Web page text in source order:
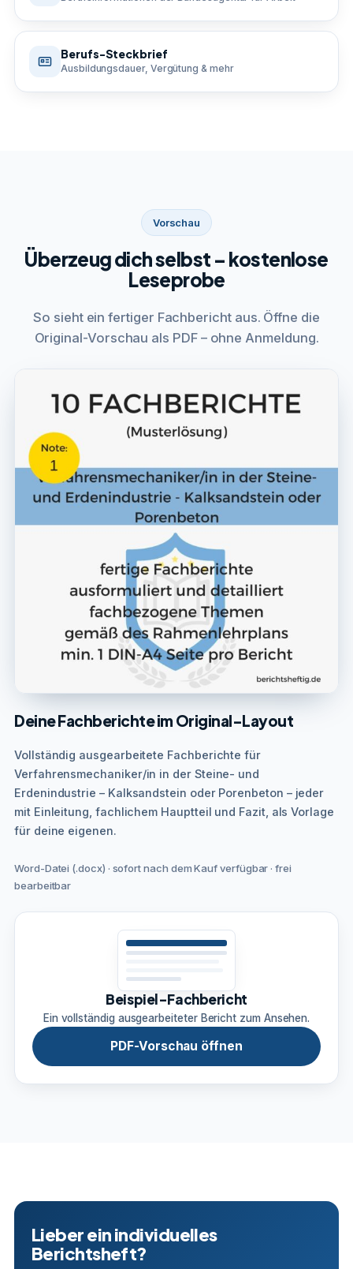
Berufs-Steckbrief
Ausbildungsdauer, Vergütung & mehr
Vorschau
Überzeug dich selbst – kostenlose
Leseprobe
So sieht ein fertiger Fachbericht aus. Öffne die
Original-Vorschau als PDF – ohne Anmeldung.
Deine Fachberichte im Original-Layout
Vollständig ausgearbeitete Fachberichte für
Verfahrensmechaniker/in in der Steine- und
Erdenindustrie – Kalksandstein oder Porenbeton – jeder
mit Einleitung, fachlichem Hauptteil und Fazit, als Vorlage
für deine eigenen.
Word-Datei (.docx) · sofort nach dem Kauf verfügbar · frei
bearbeitbar
Beispiel-Fachbericht
Ein vollständig ausgearbeiteter Bericht zum Ansehen.
PDF-Vorschau öffnen
Lieber ein individuelles
Berichtsheft?